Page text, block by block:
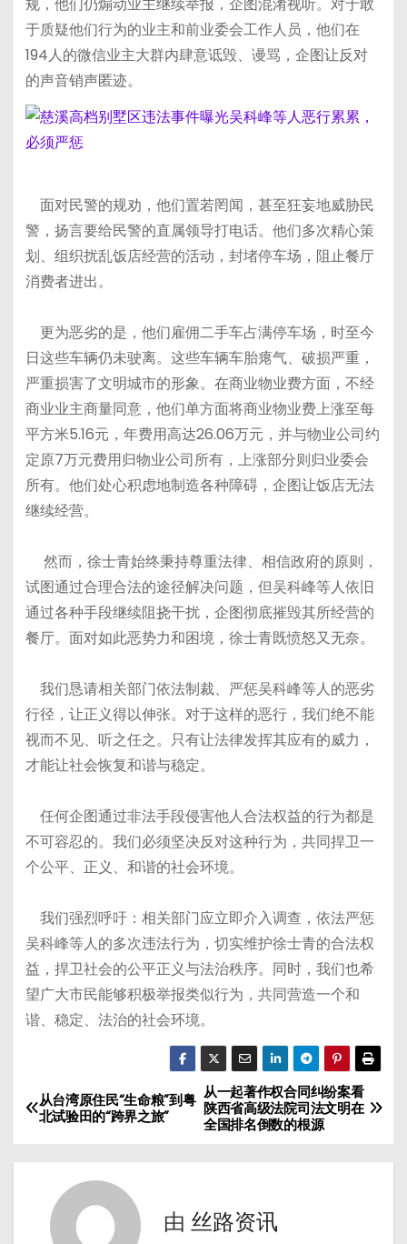
于质疑他们行为的业主和前业委会工作人员，他们在
194人的微信业主大群内肆意诋毁、谩骂，企图让反对
的声音销声匿迹。
面对民警的规劝，他们置若罔闻，甚至狂妄地威胁民
警，扬言要给民警的直属领导打电话。他们多次精心策
划、组织扰乱饭店经营的活动，封堵停车场，阻止餐厅
消费者进出。
更为恶劣的是，他们雇佣二手车占满停车场，时至今
日这些车辆仍未驶离。这些车辆车胎瘪气、破损严重，
严重损害了文明城市的形象。在商业物业费方面，不经
商业业主商量同意，他们单方面将商业物业费上涨至每
平方米5.16元，年费用高达26.06万元，并与物业公司约
定原7万元费用归物业公司所有，上涨部分则归业委会
所有。他们处心积虑地制造各种障碍，企图让饭店无法
继续经营。
然而，徐士青始终秉持尊重法律、相信政府的原则，
试图通过合理合法的途径解决问题，但吴科峰等人依旧
通过各种手段继续阻挠干扰，企图彻底摧毁其所经营的
餐厅。面对如此恶势力和困境，徐士青既愤怒又无奈。
我们恳请相关部门依法制裁、严惩吴科峰等人的恶劣
行径，让正义得以伸张。对于这样的恶行，我们绝不能
视而不见、听之任之。只有让法律发挥其应有的威力，
才能让社会恢复和谐与稳定。
任何企图通过非法手段侵害他人合法权益的行为都是
不可容忍的。我们必须坚决反对这种行为，共同捍卫一
个公平、正义、和谐的社会环境。
我们强烈呼吁：相关部门应立即介入调查，依法严惩
吴科峰等人的多次违法行为，切实维护徐士青的合法权
益，捍卫社会的公平正义与法治秩序。同时，我们也希
望广大市民能够积极举报类似行为，共同营造一个和
谐、稳定、法治的社会环境。
文
航
从一起著作权合同纠纷案看
陕西省高级法院司法文明在
全国排名倒数的根源
从台湾原住民“生命粮”到粤
北试验田的“跨界之旅”
由 丝路资讯